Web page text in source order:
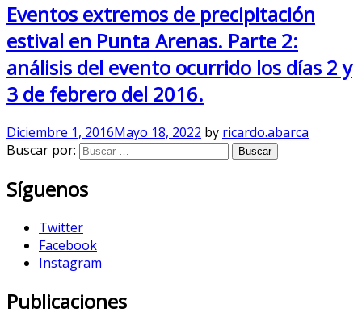
Eventos extremos de precipitación
estival en Punta Arenas. Parte 2:
análisis del evento ocurrido los días 2 y
3 de febrero del 2016.
Diciembre 1, 2016Mayo 18, 2022 by ricardo.abarca
Buscar por:
Síguenos
Twitter
Facebook
Instagram
Publicaciones